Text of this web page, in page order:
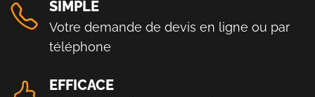
SIMPLE
Votre demande de devis en ligne ou par
téléphone
EFFICACE